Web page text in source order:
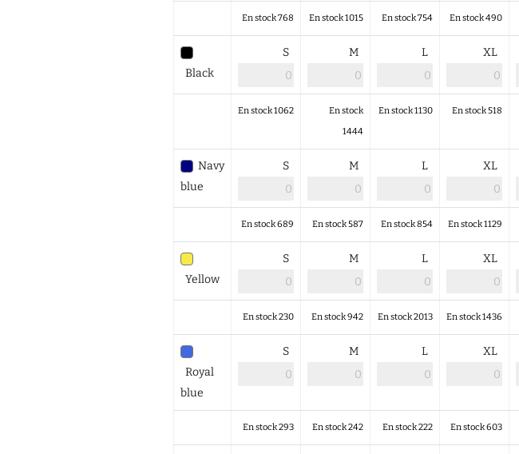
En stock 768 En stock 1015 En stock 754 En stock 490
Black
S M L XL
En stock 1062
En stock
1444
En stock 1130 En stock 518
Navy
blue
S M L XL
En stock 689 En stock 587 En stock 854 En stock 1129
Yellow
S M L XL
En stock 230 En stock 942 En stock 2013 En stock 1436
Royal
blue
S M L XL
En stock 293 En stock 242 En stock 222 En stock 603